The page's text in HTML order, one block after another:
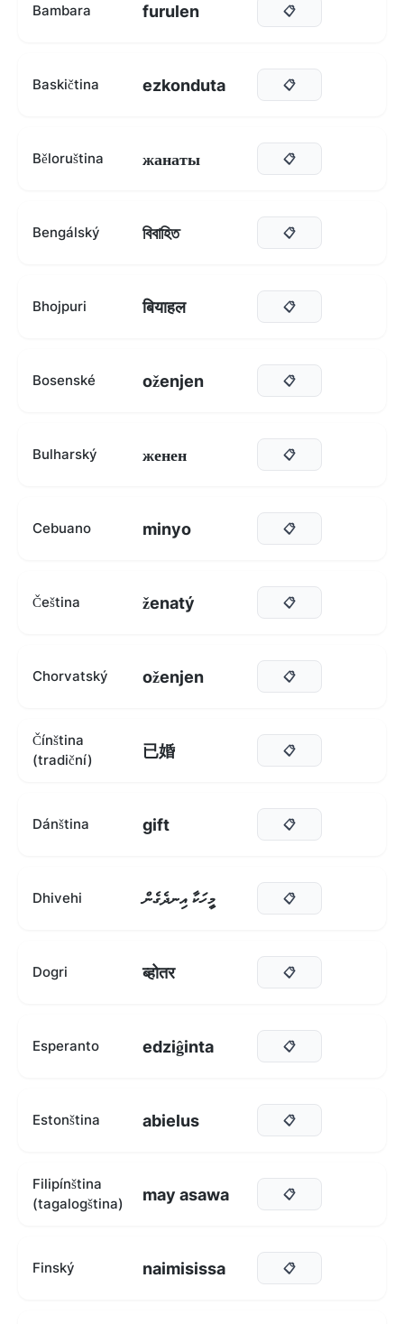
Bambara furulen 📋
Baskičtina ezkonduta 📋
Běloruština жанаты 📋
Bengálský বিবাহিত 📋
Bhojpuri बियाहल 📋
Bosenské oženjen 📋
Bulharský женен 📋
Cebuano minyo 📋
Čeština ženatý 📋
Chorvatský oženjen 📋
Čínština
(tradiční)
已婚 📋
Dánština gift 📋
Dhivehi މީހަކާ އިނދެގެން 📋
Dogri ब्होतर 📋
Esperanto edziĝinta 📋
Estonština abielus 📋
Filipínština
(tagalogština)
may asawa 📋
Finský naimisissa 📋